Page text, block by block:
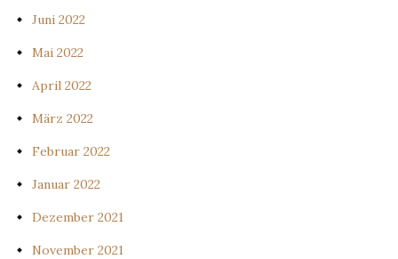
Juni 2022
Mai 2022
April 2022
März 2022
Februar 2022
Januar 2022
Dezember 2021
November 2021